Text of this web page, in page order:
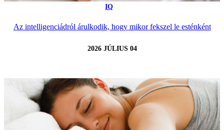
IQ
Az intelligenciádról árulkodik, hogy mikor fekszel le esténként
2026 JÚLIUS 04